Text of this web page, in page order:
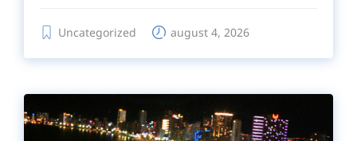
Uncategorized august 4, 2026